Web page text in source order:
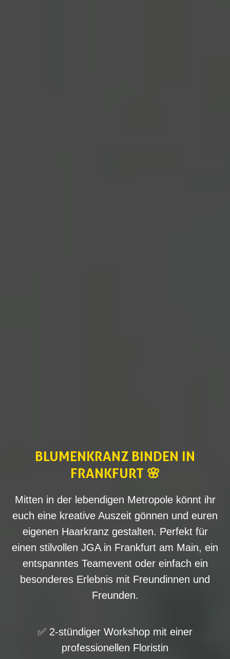
BLUMENKRANZ BINDEN IN
FRANKFURT 🌸
Mitten in der lebendigen Metropole könnt ihr
euch eine kreative Auszeit gönnen und euren
eigenen Haarkranz gestalten. Perfekt für
einen stilvollen JGA in Frankfurt am Main, ein
entspanntes Teamevent oder einfach ein
besonderes Erlebnis mit Freundinnen und
Freunden.
✅ 2-stündiger Workshop mit einer
professionellen Floristin